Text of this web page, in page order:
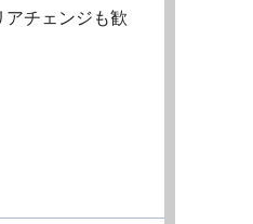
アチェンジも歓